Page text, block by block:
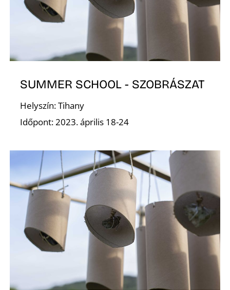
SUMMER SCHOOL - SZOBRÁSZAT
Helyszín: Tihany
Időpont: 2023. április 18-24